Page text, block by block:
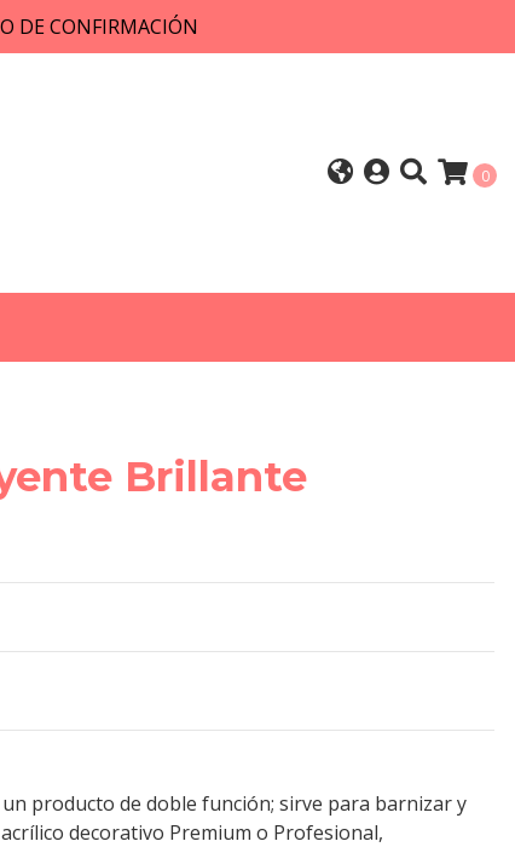
DE CONFIRMACIÓN
0
Brillante
producto de doble función; sirve para barnizar y
decorativo Premium o Profesional,